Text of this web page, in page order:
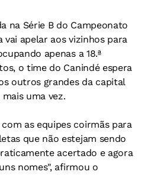
na Série B do Campeonato
vai apelar aos vizinhos para
apenas a 18.ª
o time do Canindé espera
outros grandes da capital
uma vez.
as equipes coirmãs para
que não estejam sendo
acertado e agora
nomes", afirmou o